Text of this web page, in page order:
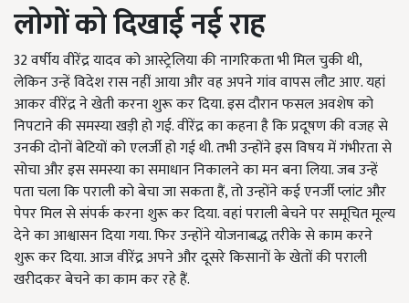
लोगों को दिखाई नई राह
32वर्षीय वीरेंद्र यादव को आस्ट्रेलिया की नागरिकता भी मिल चुकी थी,
लेकिन उन्हें विदेश रास नहीं आया और वह अपने गांव वापस लौट आए. यहां
आकर वीरेंद्र ने खेती करना शुरू कर दिया. इस दौरान फसल अवशेष को
निपटाने की समस्या खड़ी हो गई. वीरेंद्र का कहना है कि प्रदूषण की वजह से
उनकी दोनों बेटियों को एलर्जी हो गई थी. तभी उन्होंने इस विषय में गंभीरता से
सोचा और इस समस्या का समाधान निकालने का मन बना लिया. जब उन्हें
पता चला कि पराली को बेचा जा सकता हैं,तो उन्होंने कई एनर्जी प्लांट और
पेपर मिल से संपर्क करना शुरू कर दिया. वहां पराली बेचने पर समूचित मूल्य
देने का आश्वासन दिया गया. फिर उन्होंने योजनाबद्ध तरीके से काम करने
शुरू कर दिया. आज वीरेंद्र अपने और दूसरे किसानों के खेतों की पराली
खरीदकर बेचने का काम कर रहे हैं.